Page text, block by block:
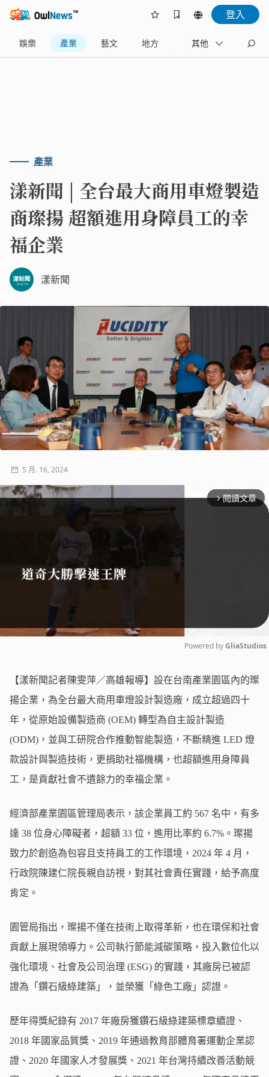
登入
娛樂 產業 藝文 地方 名家
其他
產業
漾新聞 | 全台最大商用車燈製造
商璨揚 超額進用身障員工的幸
福企業
漾新聞
5 月. 16, 2024
arrow_forward_ios 閱讀文章
Powered by GliaStudios
【漾新聞記者陳雯萍／高雄報導】設在台南產業園區內的璨
揚企業，為全台最大商用車燈設計製造廠，成立超過四十
年，從原始設備製造商 (OEM) 轉型為自主設計製造
(ODM)，並與工研院合作推動智能製造，不斷精進 LED 燈
款設計與製造技術，更捐助社福機構，也超額進用身障員
工，是貢獻社會不遺餘力的幸福企業。
經濟部產業園區管理局表示，該企業員工約 567 名中，有多
達 38 位身心障礙者，超額 33 位，進用比率約 6.7%。璨揚
致力於創造為包容且支持員工的工作環境，2024 年 4 月，
行政院陳建仁院長親自訪視，對其社會責任實踐，給予高度
肯定。
園管局指出，璨揚不僅在技術上取得革新，也在環保和社會
貢獻上展現領導力。公司執行節能減碳策略，投入數位化以
強化環境、社會及公司治理 (ESG) 的實踐，其廠房已被認
證為「鑽石級綠建築」，並榮獲「綠色工廠」認證。
歷年得獎紀錄有 2017 年廠房獲鑽石級綠建築標章續證、
2018 年國家品質獎、2019 年通過教育部體育署運動企業認
證、2020 年國家人才發展獎、2021 年台灣持續改善活動競